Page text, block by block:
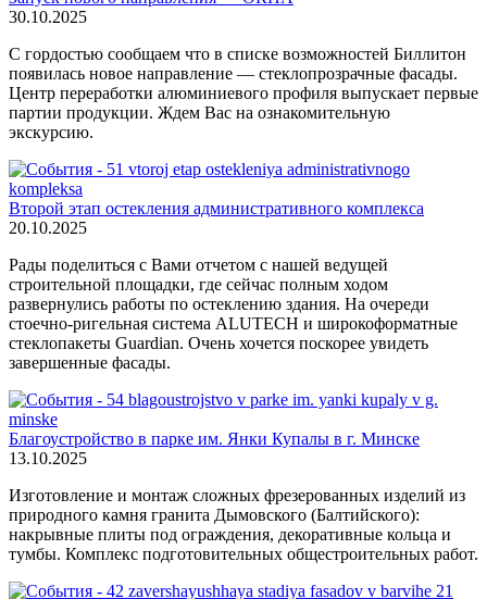
30.10.2025
С гордостью сообщаем что в списке возможностей Биллитон
появилась новое направление — стеклопрозрачные фасады.
Центр переработки алюминиевого профиля выпускает первые
партии продукции. Ждем Вас на ознакомительную
экскурсию.
Второй этап остекления административного комплекса
20.10.2025
Рады поделиться с Вами отчетом с нашей ведущей
строительной площадки, где сейчас полным ходом
развернулись работы по остеклению здания. На очереди
стоечно-ригельная система ALUTECH и широкоформатные
стеклопакеты Guardian. Очень хочется поскорее увидеть
завершенные фасады.
Благоустройство в парке им. Янки Купалы в г. Минске
13.10.2025
Изготовление и монтаж сложных фрезерованных изделий из
природного камня гранита Дымовского (Балтийского):
накрывные плиты под ограждения, декоративные кольца и
тумбы. Комплекс подготовительных общестроительных работ.